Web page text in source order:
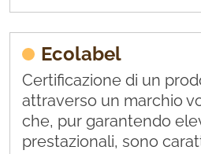
Ecolabel
Certificazione di un
attraverso un marchio
che, pur garantendo
prestazionali, sono